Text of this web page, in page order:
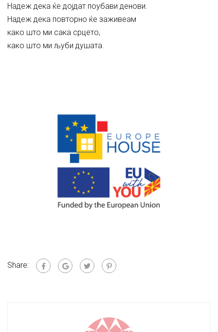
Надеж дека ќе дојдат поубави денови.
Надеж дека повторно ќе заживеам
како што ми сака срцето,
како што ми љуби душата.
Share: